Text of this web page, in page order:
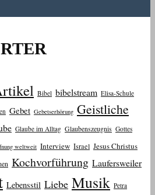
Bibel bibelstream Elisa-Schule
Gebet Gebetserhörung Geistliche
Glaube im Alltag Glaubenszeugnis Gottes
weltweit Interview Israel Jesus Christus
Kochvorführung Laufersweiler
Lebensstil Liebe Musik Petra